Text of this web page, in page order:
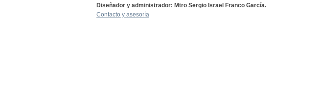
Diseñador y administrador: Mtro Sergio Israel Franco García.
Contacto y asesoría